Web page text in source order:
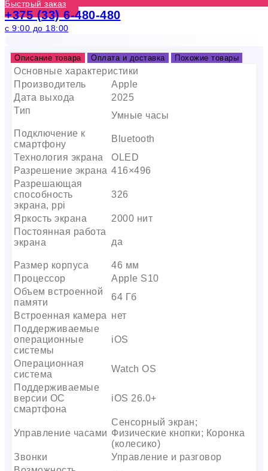
Быстрый заказ
+375 (33) 6-480-480
с 9:00 до 18:00
Описание товара Оплата и доставка Похожие товары
Основные характеристики
Производитель
Apple
Дата выхода
2025
Тип
Умные часы
Подключение к
смартфону
Bluetooth
Технология экрана
OLED
Разрешение экрана 416×496
Разрешающая
способность
экрана, ppi
326
Яркость экрана
2000 нит
Постоянная работа
экрана
да
Размер корпуса
46 мм
Процессор
Apple S10
Объем встроенной
памяти
64 Гб
Встроенная камера нет
Поддерживаемые
операционные
системы
iOS
Операционная
система
Watch OS
Поддерживаемые
версии ОС
смартфона
iOS 26.0+
Управление часами
Сенсорный экран;
Физические кнопки; Коронка
(колесико)
Звонки
Управление и разговор